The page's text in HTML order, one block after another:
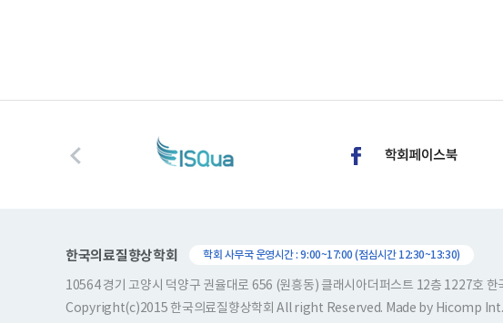
한국의료질향상학회 학회 사무국 운영시간 : 9:00~17:00 (점심시간 12:30~13:30)
10564 경기 고양시 덕양구 권율대로 656 (원흥동) 클래시아더퍼스트 12층 1227호
Copyright(c)2015 한국의료질향상학회 All right Reserved. Made by Hicomp Int.